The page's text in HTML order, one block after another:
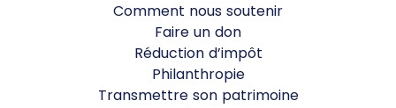
Comment nous soutenir
Faire un don
Réduction d’impôt
Philanthropie
Transmettre son patrimoine